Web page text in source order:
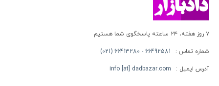
۷ روز هفته، ۲۴ ساعته پاسخگوی شما هستیم
شماره تماس : 66492581 - 66413280 (021)
آدرس ایمیل : info [at] dadbazar.com